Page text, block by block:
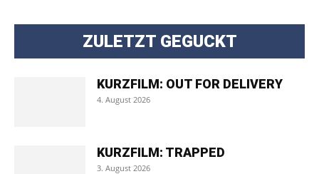
ZULETZT GEGUCKT
KURZFILM: OUT FOR DELIVERY
4. August 2026
KURZFILM: TRAPPED
3. August 2026